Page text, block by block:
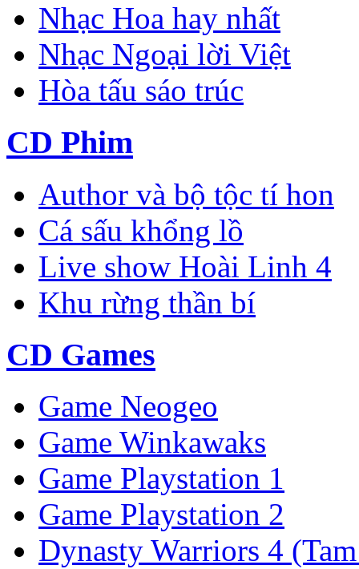
Nhạc Hoa hay nhất
Nhạc Ngoại lời Việt
Hòa tấu sáo trúc
CD Phim
Author và bộ tộc tí hon
Cá sấu khổng lồ
Live show Hoài Linh 4
Khu rừng thần bí
CD Games
Game Neogeo
Game Winkawaks
Game Playstation 1
Game Playstation 2
Dynasty Warriors 4